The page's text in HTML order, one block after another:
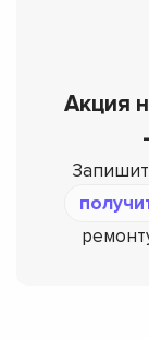
Акция